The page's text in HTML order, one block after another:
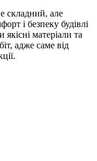
складний, але
і безпеку будівлі
матеріали та
адже саме від